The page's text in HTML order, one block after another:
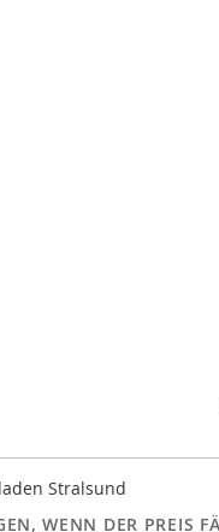
Stralsund
WENN DER PREIS